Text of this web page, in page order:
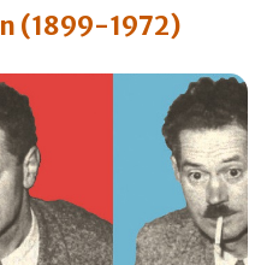
(1899-1972)